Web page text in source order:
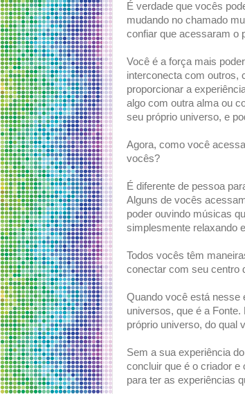
É verdade que vocês
mudando no chamado
confiar que acessaram o
Você é a força mais
interconecta com outros,
proporcionar a
algo com outra alma ou
seu próprio universo, e
Agora, como você
vocês?
É diferente de pessoa
Alguns de vocês
poder ouvindo músicas
simplesmente relaxando
Todos vocês têm
conectar com seu centro
Quando você está nesse
universos, que é a
próprio universo, do qual
Sem a sua experiência
concluir que é o criador e
para ter as experiências